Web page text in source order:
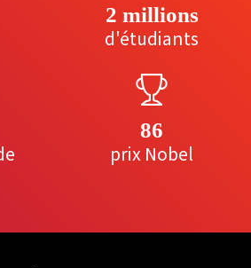
2 millions
d'étudiants
86
prix Nobel